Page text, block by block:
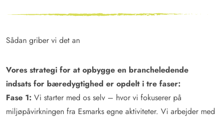
Sådan griber vi det an
Vores strategi for at opbygge en brancheledende
indsats for bæredygtighed er opdelt i tre faser:
Fase 1: Vi starter med os selv – hvor vi fokuserer på
miljøpåvirkningen fra Esmarks egne aktiviteter. Vi arbejder med